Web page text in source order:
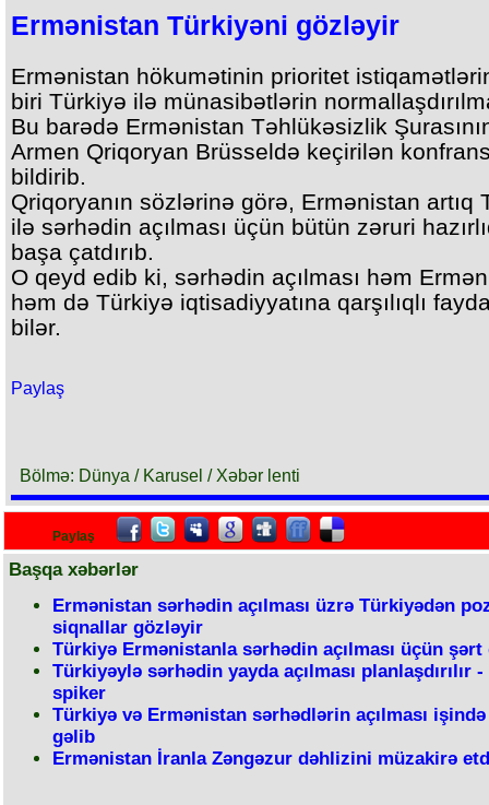
Ermənistan Türkiyəni gözləyir
Ermənistan hökumətinin prioritet
biri Türkiyə ilə münasibətlərin
Bu barədə Ermənistan Təhlükəsizlik
Armen Qriqoryan Brüsseldə keçirilən
bildirib.
Qriqoryanın sözlərinə görə, Ermənistan artıq
ilə sərhədin açılması üçün bütün zəruri
başa çatdırıb.
O qeyd edib ki, sərhədin açılması həm
həm də Türkiyə iqtisadiyyatına qarşılıqlı
bilər.
Paylaş
Bölmə: Dünya / Karusel / Xəbər lenti
Paylaş
Başqa xəbərlər
Ermənistan sərhədin açılması üzrə Türkiyədən
siqnallar gözləyir
Türkiyə Ermənistanla sərhədin açılması üçün şərt
Türkiyəylə sərhədin yayda açılması planlaşdırılır
spiker
Türkiyə və Ermənistan sərhədlərin açılması işində
gəlib
Ermənistan İranla Zəngəzur dəhlizini müzakirə